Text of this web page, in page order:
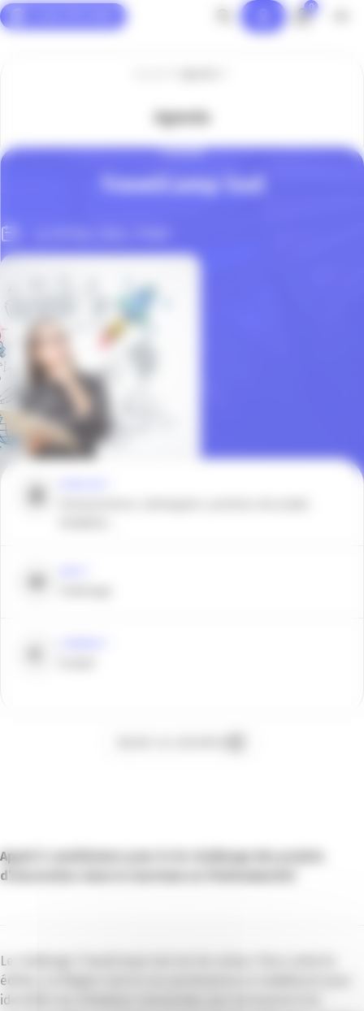
0
Agenda
TOURISME
TravelCamp Sud
Appel à candidature pour le 5e challenge des projets
d’innovation dans le tourisme ou l’évènementiel
Le challenge TravelCamp Sud est de retour. Pour cette 5e
édition, la Région Sud et ses partenaires se mobilisent pour
identifier les initiatives innovantes qui concourent à la
Panneau de gestion des cookies